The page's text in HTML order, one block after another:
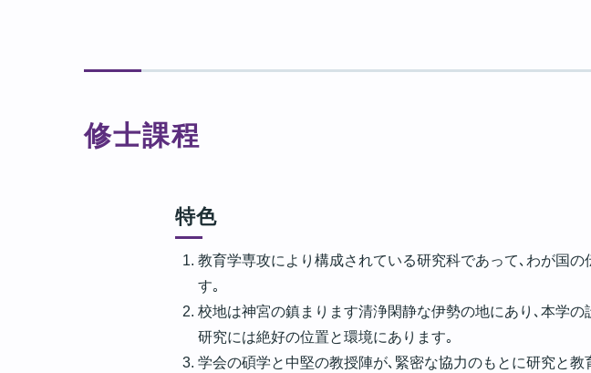
修士課程
特色
教育学専攻により構成されている研究科であって､わが国
す｡
校地は神宮の鎮まります清浄閑静な伊勢の地にあり､本学
研究には絶好の位置と環境にあります｡
学会の碩学と中堅の教授陣が､緊密な協力のもとに研究と